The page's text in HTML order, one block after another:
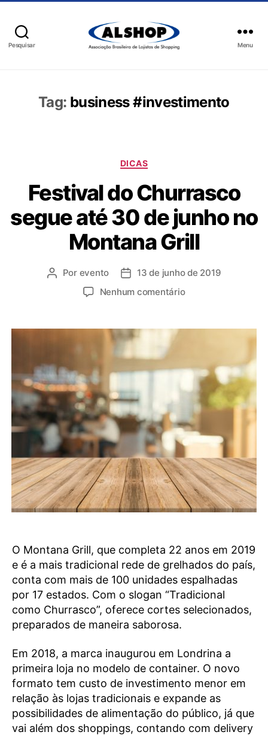
Pesquisar Menu
Tag: business #investimento
DICAS
Festival do Churrasco
segue até 30 de junho no
Montana Grill
Por evento
13 de junho de 2019
Nenhum comentário
O Montana Grill, que completa 22 anos em 2019
e é a mais tradicional rede de grelhados do país,
conta com mais de 100 unidades espalhadas
por 17 estados. Com o slogan “Tradicional
como Churrasco”, oferece cortes selecionados,
preparados de maneira saborosa.
Em 2018, a marca inaugurou em Londrina a
primeira loja no modelo de container. O novo
formato tem custo de investimento menor em
relação às lojas tradicionais e expande as
possibilidades de alimentação do público, já que
vai além dos shoppings, contando com delivery